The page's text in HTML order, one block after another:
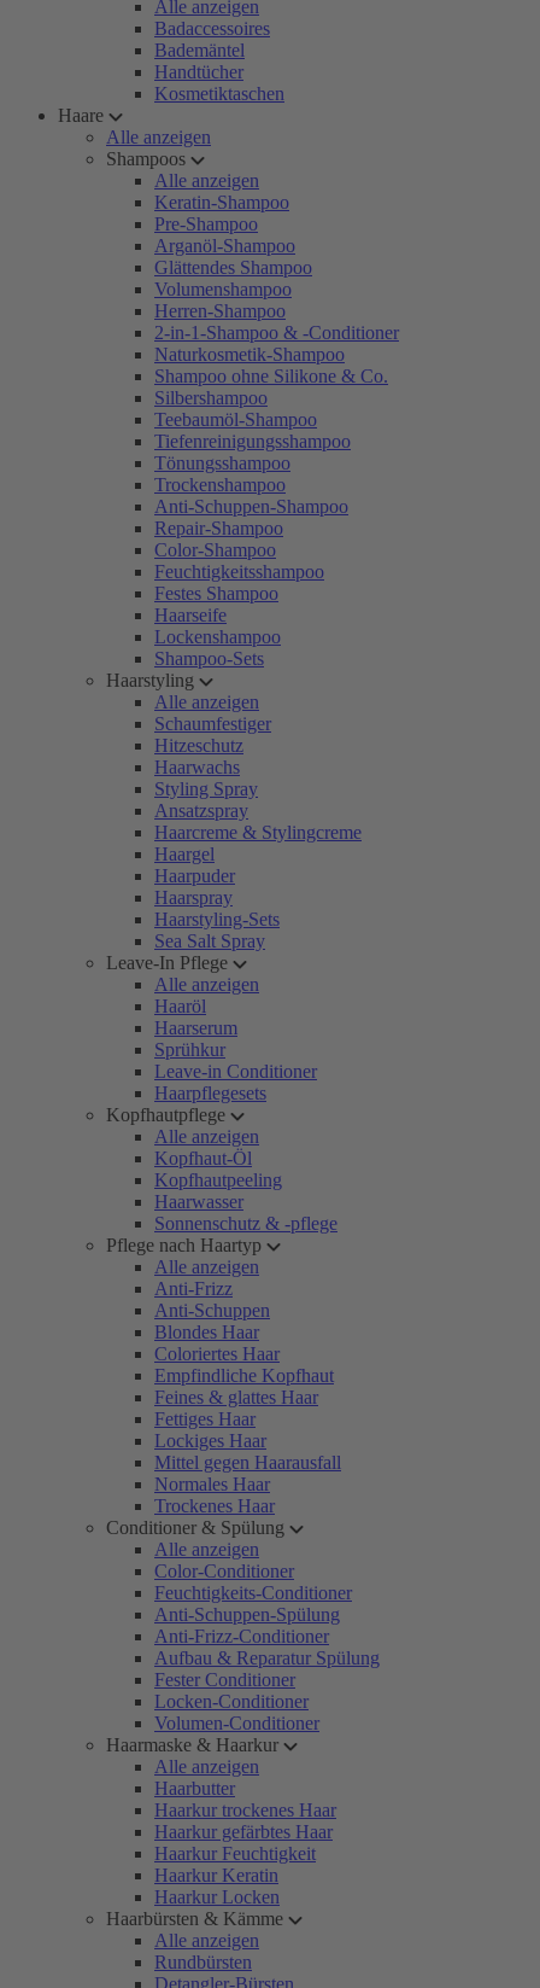
Alle anzeigen
Badaccessoires
Bademäntel
Handtücher
Kosmetiktaschen
Haare
Alle anzeigen
Shampoos
Alle anzeigen
Keratin-Shampoo
Pre-Shampoo
Arganöl-Shampoo
Glättendes Shampoo
Volumenshampoo
Herren-Shampoo
2-in-1-Shampoo & -Conditioner
Naturkosmetik-Shampoo
Shampoo ohne Silikone & Co.
Silbershampoo
Teebaumöl-Shampoo
Tiefenreinigungsshampoo
Tönungsshampoo
Trockenshampoo
Anti-Schuppen-Shampoo
Repair-Shampoo
Color-Shampoo
Feuchtigkeitsshampoo
Festes Shampoo
Haarseife
Lockenshampoo
Shampoo-Sets
Haarstyling
Alle anzeigen
Schaumfestiger
Hitzeschutz
Haarwachs
Styling Spray
Ansatzspray
Haarcreme & Stylingcreme
Haargel
Haarpuder
Haarspray
Haarstyling-Sets
Sea Salt Spray
Leave-In Pflege
Alle anzeigen
Haaröl
Haarserum
Sprühkur
Leave-in Conditioner
Haarpflegesets
Kopfhautpflege
Alle anzeigen
Kopfhaut-Öl
Kopfhautpeeling
Haarwasser
Sonnenschutz & -pflege
Pflege nach Haartyp
Alle anzeigen
Anti-Frizz
Anti-Schuppen
Blondes Haar
Coloriertes Haar
Empfindliche Kopfhaut
Feines & glattes Haar
Fettiges Haar
Lockiges Haar
Mittel gegen Haarausfall
Normales Haar
Trockenes Haar
Conditioner & Spülung
Alle anzeigen
Color-Conditioner
Feuchtigkeits-Conditioner
Anti-Schuppen-Spülung
Anti-Frizz-Conditioner
Aufbau & Reparatur Spülung
Fester Conditioner
Locken-Conditioner
Volumen-Conditioner
Haarmaske & Haarkur
Alle anzeigen
Haarbutter
Haarkur trockenes Haar
Haarkur gefärbtes Haar
Haarkur Feuchtigkeit
Haarkur Keratin
Haarkur Locken
Haarbürsten & Kämme
Alle anzeigen
Rundbürsten
Detangler-Bürsten